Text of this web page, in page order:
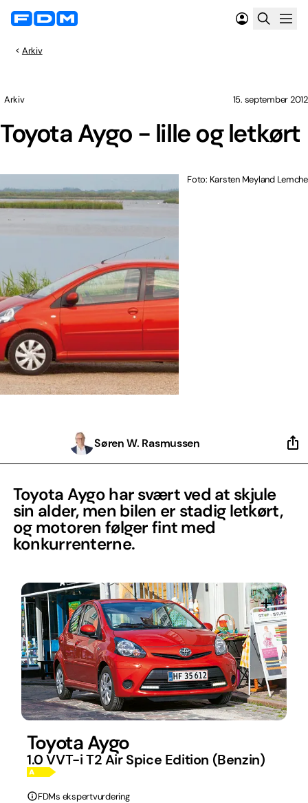
Arkiv
Toyota Aygo - lille og letkørt
Arkiv 15. september 2012
Foto: Karsten Meyland Lemche
Søren W. Rasmussen
Toyota Aygo har svært ved at skjule
sin alder, men bilen er stadig letkørt,
og motoren følger fint med
konkurrenterne.
Toyota Aygo
1.0 VVT-i T2 Air Spice Edition (Benzin)
FDMs ekspertvurdering